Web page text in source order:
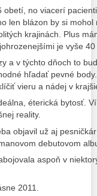
no viacerí
len blázon by si
krajinách. Plus
je vyše
a v týchto dňoch to
hľadať pevné
vieru a nádej v
éterická bytosť.
reality.
objavil už aj
debutovom
aspoň v
2011.